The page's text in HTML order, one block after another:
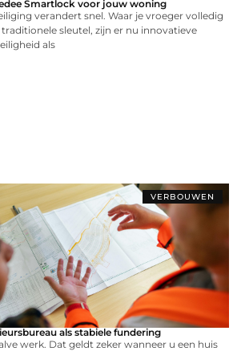
Smartlock voor jouw woning
verandert snel. Waar je vroeger volledig
sleutel, zijn er nu innovatieve
als
VERBOUWEN
als stabiele fundering
werk. Dat geldt zeker wanneer u een huis